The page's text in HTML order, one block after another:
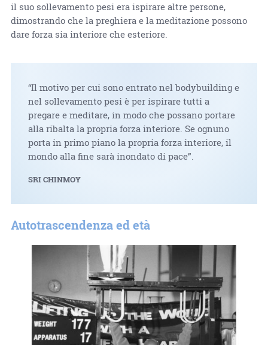
il suo sollevamento pesi era ispirare altre persone,
dimostrando che la preghiera e la meditazione possono
dare forza sia interiore che esteriore.
“Il motivo per cui sono entrato nel bodybuilding e
nel sollevamento pesi è per ispirare tutti a
pregare e meditare, in modo che possano portare
alla ribalta la propria forza interiore. Se ognuno
porta in primo piano la propria forza interiore, il
mondo alla fine sarà inondato di pace”.
SRI CHINMOY
Autotrascendenza ed età